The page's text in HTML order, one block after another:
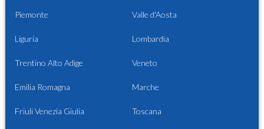
Piemonte Valle d'Aosta
Liguria Lombardia
Trentino Alto Adige Veneto
Emilia Romagna Marche
Friuli Venezia Giulia Toscana